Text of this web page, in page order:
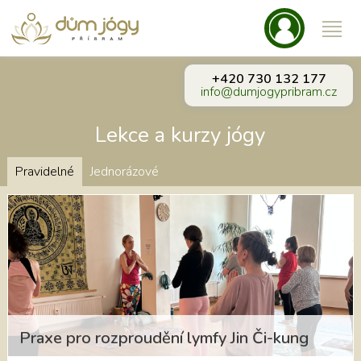
+420 730 132 177
info@dumjogypribram.cz
Lekce a kurzy jógy
Pravidelné Jednorázové
Praxe pro rozproudění lymfy Jin Či-kung